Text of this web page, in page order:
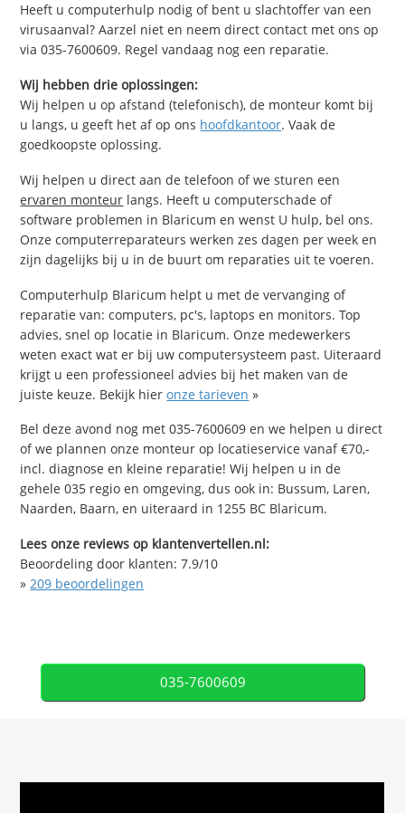
Heeft u computerhulp nodig of bent u slachtoffer van een
virusaanval? Aarzel niet en neem direct contact met ons op
via 035-7600609. Regel vandaag nog een reparatie.
Wij hebben drie oplossingen:
Wij helpen u op afstand (telefonisch), de monteur komt bij
u langs, u geeft het af op ons hoofdkantoor. Vaak de
goedkoopste oplossing.
Wij helpen u direct aan de telefoon of we sturen een
ervaren monteur langs. Heeft u computerschade of
software problemen in Blaricum en wenst U hulp, bel ons.
Onze computerreparateurs werken zes dagen per week en
zijn dagelijks bij u in de buurt om reparaties uit te voeren.
Computerhulp Blaricum helpt u met de vervanging of
reparatie van: computers, pc's, laptops en monitors. Top
advies, snel op locatie in Blaricum. Onze medewerkers
weten exact wat er bij uw computersysteem past. Uiteraard
krijgt u een professioneel advies bij het maken van de
juiste keuze. Bekijk hieronze tarieven »
Bel deze avond nog met 035-7600609 en we helpen u direct
of we plannen onze monteur op locatieservice vanaf €70,-
incl. diagnose en kleine reparatie! Wij helpen u in de
gehele 035 regio en omgeving, dus ook in: Bussum, Laren,
Naarden, Baarn, en uiteraard in 1255 BC Blaricum.
Lees onze reviews op klantenvertellen.nl:
Beoordeling door klanten:7.9/10
»209 beoordelingen
035-7600609